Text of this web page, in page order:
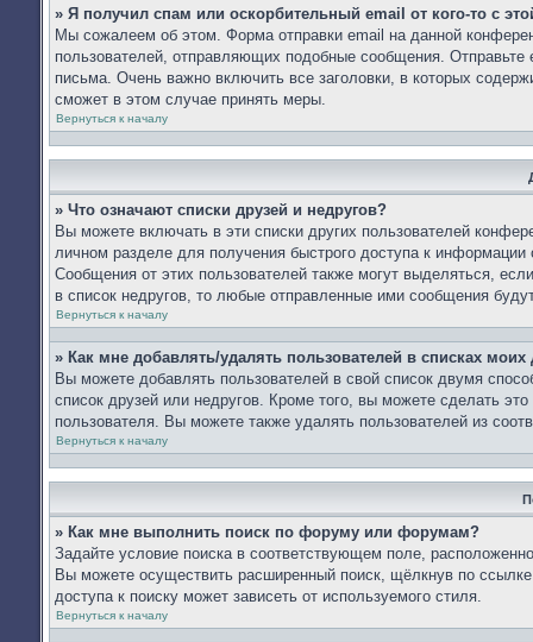
» Я получил спам или оскорбительный email от кого-то с
Мы сожалеем об этом. Форма отправки email на данной
пользователей, отправляющих подобные сообщения.
письма. Очень важно включить все заголовки, в которых
сможет в этом случае принять меры.
Вернуться к началу
» Что означают списки друзей и недругов?
Вы можете включать в эти списки других пользователей
личном разделе для получения быстрого доступа к
Сообщения от этих пользователей также могут выделяться,
в список недругов, то любые отправленные ими сообщения
Вернуться к началу
» Как мне добавлять/удалять пользователей в списках моих
Вы можете добавлять пользователей в свой список двумя
список друзей или недругов. Кроме того, вы можете сделать
пользователя. Вы можете также удалять пользователей из
Вернуться к началу
» Как мне выполнить поиск по форуму или форумам?
Задайте условие поиска в соответствующем поле,
Вы можете осуществить расширенный поиск, щёлкнув по
доступа к поиску может зависеть от используемого стиля.
Вернуться к началу